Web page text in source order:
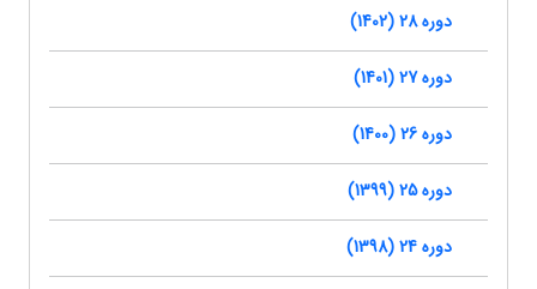
دوره 28 (1402)
دوره 27 (1401)
دوره 26 (1400)
دوره 25 (1399)
دوره 24 (1398)